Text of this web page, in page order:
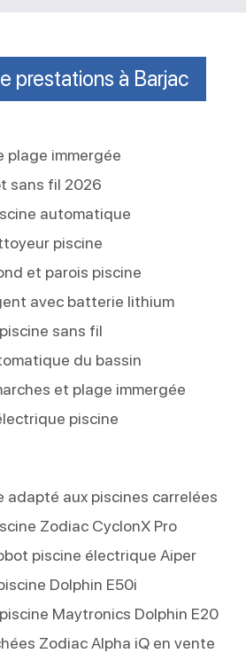
prestations à Barjac
plage immergée
sans fil 2026
automatique
piscine
et parois piscine
avec batterie lithium
sans fil
du bassin
et plage immergée
piscine
adapté aux piscines carrelées
Zodiac CyclonX Pro
piscine électrique Aiper
Dolphin E50i
Maytronics Dolphin E20
Zodiac Alpha iQ en vente